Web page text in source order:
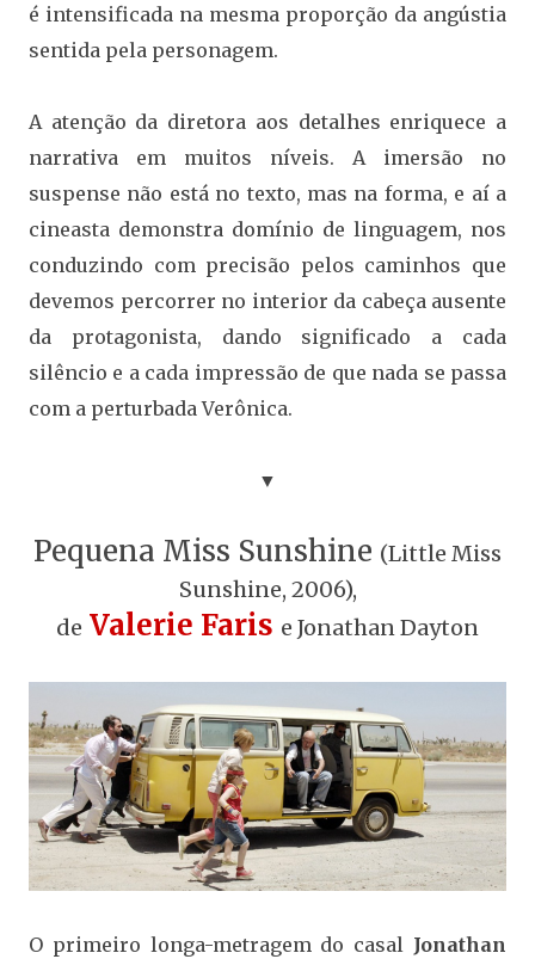
é intensificada na mesma proporção da angústia
sentida pela personagem.
A atenção da diretora aos detalhes enriquece a
narrativa em muitos níveis. A imersão no
suspense não está no texto, mas na forma, e aí a
cineasta demonstra domínio de linguagem, nos
conduzindo com precisão pelos caminhos que
devemos percorrer no interior da cabeça ausente
da protagonista, dando significado a cada
silêncio e a cada impressão de que nada se passa
com a perturbada Verônica.
▼
Pequena Miss Sunshine (Little Miss
Sunshine, 2006),
de Valerie Faris e Jonathan Dayton
O primeiro longa-metragem do casal Jonathan